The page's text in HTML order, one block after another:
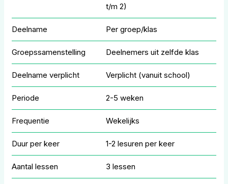
t/m 2)
Deelname Per groep/klas
Groepssamenstelling Deelnemers uit zelfde klas
Deelname verplicht Verplicht (vanuit school)
Periode 2-5 weken
Frequentie Wekelijks
Duur per keer 1-2 lesuren per keer
Aantal lessen 3 lessen